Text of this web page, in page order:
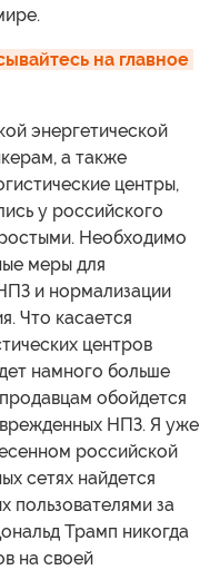
на главное
энергетической
а также
центры,
у российского
Необходимо
меры для
и нормализации
Что касается
центров
намного больше
обойдется
НПЗ. Я уже
российской
сетях найдется
пользователями за
Трамп никогда
на своей